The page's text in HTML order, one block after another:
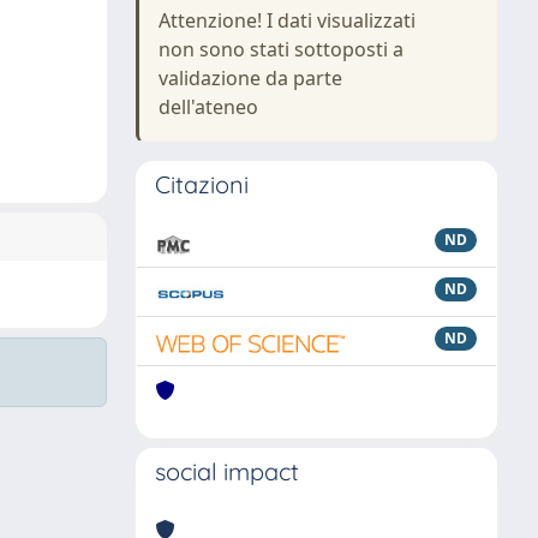
Attenzione! I dati visualizzati
non sono stati sottoposti a
validazione da parte
dell'ateneo
Citazioni
ND
ND
ND
social impact